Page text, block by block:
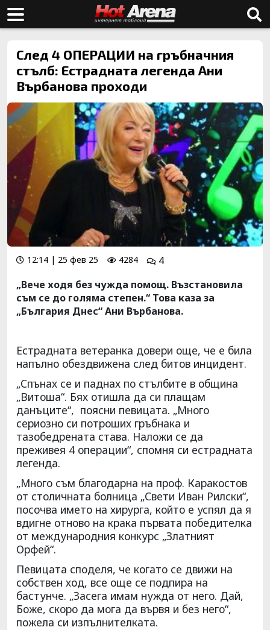
След 4 ОПЕРАЦИИ на гръбначния
стълб: Естрадната легенда Ани
Върбанова проходи
12:14 | 25 фев 25 4284
4
„Вече ходя без чужда помощ. Възстановила
съм се до голяма степен.“ Това каза за
„България Днес“ Ани Върбанова.
Естрадната ветеранка довери още, че е била
напълно обездвижена след битов инцидент.
„Спънах се и паднах по стълбите в община
„Витоша“. Бях отишла да си плащам
данъците“, поясни певицата. „Много
сериозно си потроших гръбнака и
тазобедрената става. Наложи се да
преживея 4 операции“, спомня си естрадната
легенда.
„Много съм благодарна на проф. Каракостов
от столичната болница „Свети Иван Рилски“,
посочва името на хирурга, който е успял да я
вдигне отново на крака първата победителка
от международния конкурс „Златният
Орфей“.
Певицата споделя, че когато се движи на
собствен ход, все още се подпира на
бастунче. „Засега имам нужда от него. Дай,
Боже, скоро да мога да вървя и без него“,
пожела си изпълнителката.